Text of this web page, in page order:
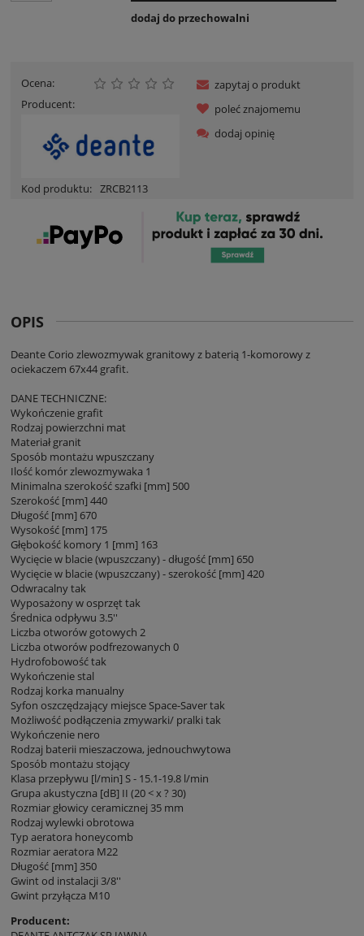
dodaj do przechowalni
Ocena:
Producent:
Kod produktu: ZRCB2113
zapytaj o produkt
poleć znajomemu
dodaj opinię
OPIS
Deante Corio zlewozmywak granitowy z baterią 1-komorowy z
ociekaczem 67x44 grafit.
DANE TECHNICZNE:
Wykończenie grafit
Rodzaj powierzchni mat
Materiał granit
Sposób montażu wpuszczany
Ilość komór zlewozmywaka 1
Minimalna szerokość szafki [mm] 500
Szerokość [mm] 440
Długość [mm] 670
Wysokość [mm] 175
Głębokość komory 1 [mm] 163
Wycięcie w blacie (wpuszczany) - długość [mm] 650
Wycięcie w blacie (wpuszczany) - szerokość [mm] 420
Odwracalny tak
Wyposażony w osprzęt tak
Średnica odpływu 3.5''
Liczba otworów gotowych 2
Liczba otworów podfrezowanych 0
Hydrofobowość tak
Wykończenie stal
Rodzaj korka manualny
Syfon oszczędzający miejsce Space-Saver tak
Możliwość podłączenia zmywarki/ pralki tak
Wykończenie nero
Rodzaj baterii mieszaczowa, jednouchwytowa
Sposób montażu stojący
Klasa przepływu [l/min] S - 15.1-19.8 l/min
Grupa akustyczna [dB] II (20 < x ? 30)
Rozmiar głowicy ceramicznej 35 mm
Rodzaj wylewki obrotowa
Typ aeratora honeycomb
Rozmiar aeratora M22
Długość [mm] 350
Gwint od instalacji 3/8''
Gwint przyłącza M10
Producent: